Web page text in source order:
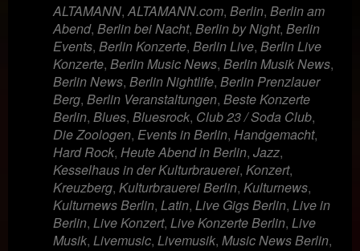
ALTAMANN,ALTAMANN.com, Berlin, Berlin am
Abend, Berlin bei Nacht, Berlin by Night, Berlin
Events, Berlin Konzerte, Berlin Live, Berlin Live
Konzerte, Berlin Music News, Berlin Musik News,
Berlin News, Berlin Nightlife, Berlin Prenzlauer
Berg, Berlin Veranstaltungen, Beste Konzerte
Berlin, Blues, Bluesrock, Club 23 / Soda Club,
Die Zoologen, Events in Berlin, Handgemacht,
Hard Rock, Heute Abend in Berlin, Jazz,
Kesselhaus in der Kulturbrauerei, Konzert,
Kreuzberg, Kulturbrauerei Berlin, Kulturnews,
Kulturnews Berlin, Latin, Live Gigs Berlin, Live in
Berlin, Live Konzert, Live Konzerte Berlin, Live
Musik, Livemusic, Livemusik, Music News Berlin,